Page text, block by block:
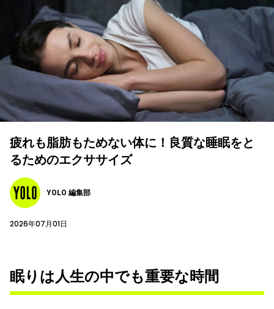
疲れも脂肪もためない体に！良質な睡眠をと
るためのエクササイズ
YOLO 編集部
2026年07月01日
眠りは人生の中でも重要な時間